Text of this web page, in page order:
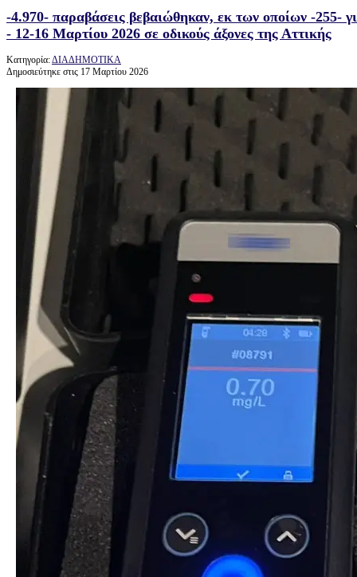
-4.970- παραβάσεις βεβαιώθηκαν, εκ των οποίων -255-
- 12-16 Μαρτίου 2026 σε οδικούς άξονες της Αττικής
Κατηγορία:ΔΙΑΔΗΜΟΤΙΚΑ
Δημοσιεύτηκε στις 17 Μαρτίου 2026